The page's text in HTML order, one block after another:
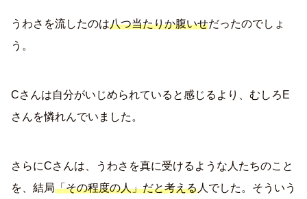
うわさを流したのは八つ当たりか腹いせだったのでしょ
う。
Cさんは自分がいじめられていると感じるより、むしろE
さんを憐れんでいました。
さらにCさんは、うわさを真に受けるような人たちのこと
を、結局「その程度の人」だと考える人でした。そういう